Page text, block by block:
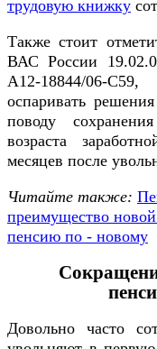
трудовую книжку
Также стоит
ВАС России
А12-18844/06-
оспаривать
поводу
возраста
месяцев после
Читайте также:
преимущество
пенсию по - новому
Довольно часто